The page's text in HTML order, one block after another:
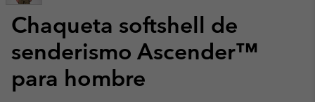
Chaqueta softshell de
senderismo Ascender™
para hombre